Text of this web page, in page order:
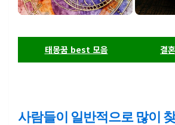
태몽꿈 best 모음 결
사람들이 일반적으로 많이